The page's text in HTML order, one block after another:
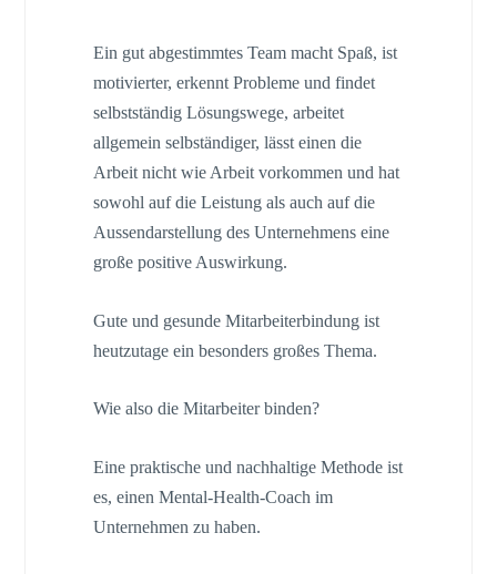
Ein gut abgestimmtes Team macht Spaß, ist
motivierter, erkennt Probleme und findet
selbstständig Lösungswege, arbeitet
allgemein selbständiger, lässt einen die
Arbeit nicht wie Arbeit vorkommen und hat
sowohl auf die Leistung als auch auf die
Aussendarstellung des Unternehmens eine
große positive Auswirkung.
Gute und gesunde Mitarbeiterbindung ist
heutzutage ein besonders großes Thema.
Wie also die Mitarbeiter binden?
Eine praktische und nachhaltige Methode ist
es, einen Mental-Health-Coach im
Unternehmen zu haben.